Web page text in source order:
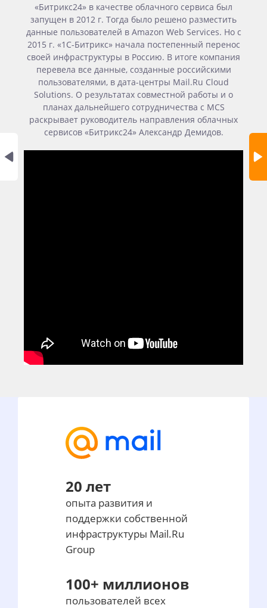
«Битрикс24» в качестве облачного сервиса был
запущен в 2012 г. Тогда было решено разместить
данные пользователей в Amazon Web Services. Но с
2015 г. «1С-Битрикс» начала постепенный перенос
своей инфраструктуры в Россию. В итоге компания
перевела все данные, созданные российскими
пользователями, в дата-центры Mail.Ru Cloud
Solutions. О результатах совместной работы и о
планах дальнейшего сотрудничества с MCS
раскрывает руководитель направления облачных
сервисов «Битрикс24» Александр Демидов.
20 лет
опыта развития и
поддержки собственной
инфраструктуры Mail.Ru
Group
100+ миллионов
пользователей всех